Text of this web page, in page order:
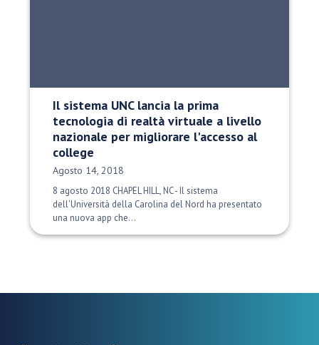
Il sistema UNC lancia la prima
tecnologia di realtà virtuale a livello
nazionale per migliorare l'accesso al
college
Data di pubblicazione:
Agosto 14, 2018
8 agosto 2018 CHAPEL HILL, NC - Il sistema
dell'Università della Carolina del Nord ha presentato
una nuova app che...